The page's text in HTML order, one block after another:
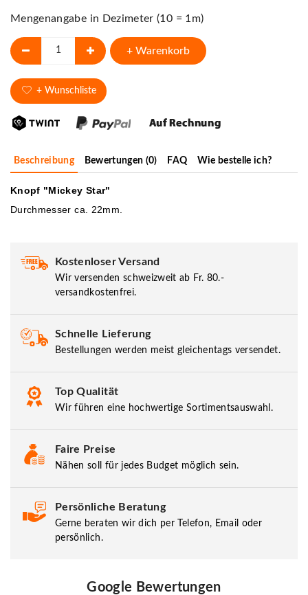
Mengenangabe in Dezimeter (10 = 1m)
+ Warenkorb
+ Wunschliste
Beschreibung Bewertungen (0) FAQ Wie bestelle ich?
Knopf "Mickey Star"
Durchmesser ca. 22mm.
Kostenloser Versand
Wir versenden schweizweit ab Fr. 80.-
versandkostenfrei.
Schnelle Lieferung
Bestellungen werden meist gleichentags versendet.
Top Qualität
Wir führen eine hochwertige Sortimentsauswahl.
Faire Preise
Nähen soll für jedes Budget möglich sein.
Persönliche Beratung
Gerne beraten wir dich per Telefon, Email oder
persönlich.
Google Bewertungen